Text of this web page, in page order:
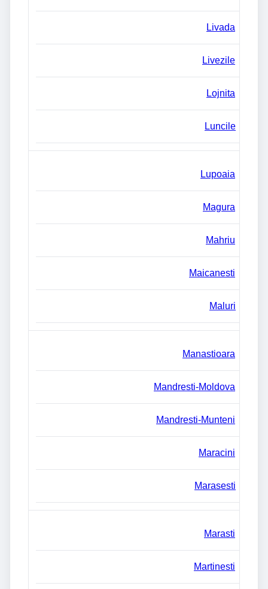
Livada
Livezile
Lojnita
Luncile
Lupoaia
Magura
Mahriu
Maicanesti
Maluri
Manastioara
Mandresti-Moldova
Mandresti-Munteni
Maracini
Marasesti
Marasti
Martinesti